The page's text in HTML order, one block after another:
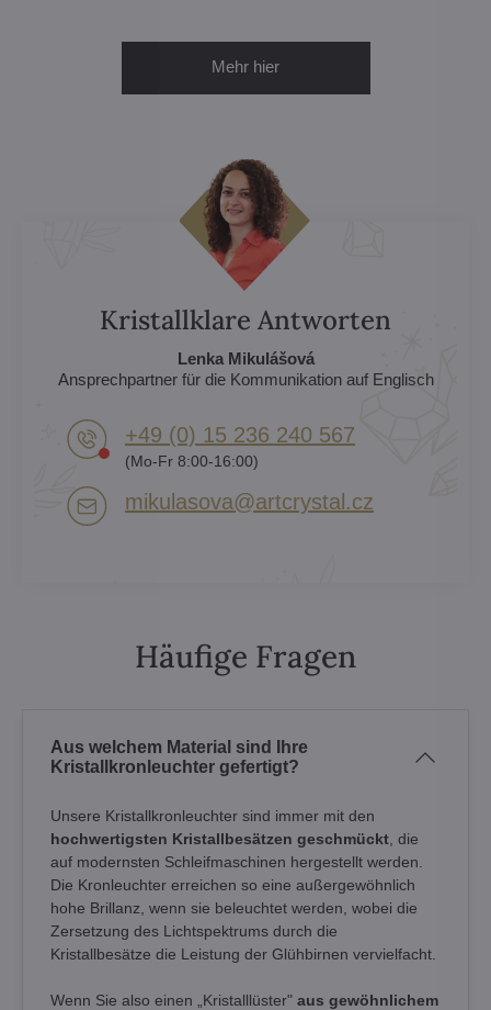
Mehr hier
Kristallklare Antworten
Lenka Mikulášová
Ansprechpartner für die Kommunikation auf Englisch
+49 (0) 15 236 240 567
(Mo-Fr 8:00-16:00)
mikulasova​@artcrystal​.cz
Häufige Fragen
Aus welchem Material sind Ihre
Kristallkronleuchter gefertigt?
Unsere Kristallkronleuchter sind immer mit den
hochwertigsten Kristallbesätzen geschmückt , die
auf modernsten Schleifmaschinen hergestellt werden.
Die Kronleuchter erreichen so eine außergewöhnlich
hohe Brillanz, wenn sie beleuchtet werden, wobei die
Zersetzung des Lichtspektrums durch die
Kristallbesätze die Leistung der Glühbirnen vervielfacht.
Wenn Sie also einen „Kristalllüster" aus gewöhnlichem